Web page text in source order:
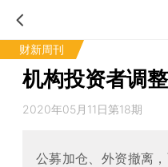
财新周刊
机构投资者调
2020年05月11日第18期
公募加仓、外资撤离